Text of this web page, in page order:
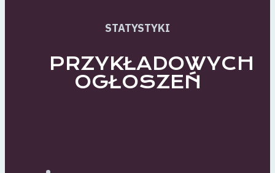
STATYSTYKI
PRZYKŁADOWYCH
OGŁOSZEŃ